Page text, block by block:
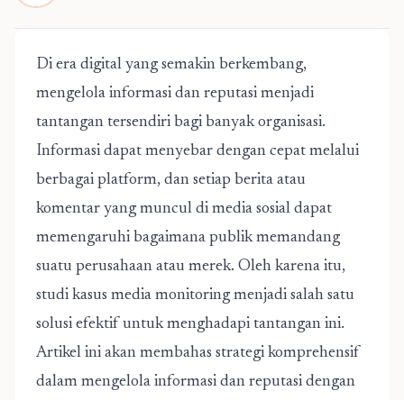
Di era digital yang semakin berkembang,
mengelola informasi dan reputasi menjadi
tantangan tersendiri bagi banyak organisasi.
Informasi dapat menyebar dengan cepat melalui
berbagai platform, dan setiap berita atau
komentar yang muncul di media sosial dapat
memengaruhi bagaimana publik memandang
suatu perusahaan atau merek. Oleh karena itu,
studi kasus media monitoring menjadi salah satu
solusi efektif untuk menghadapi tantangan ini.
Artikel ini akan membahas strategi komprehensif
dalam mengelola informasi dan reputasi dengan